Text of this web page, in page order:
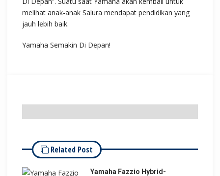
melihat anak-anak Salura mendapat pendidikan yang
jauh lebih baik.
Yamaha Semakin Di Depan!
Related Post
Yamaha Fazzio Hybrid-